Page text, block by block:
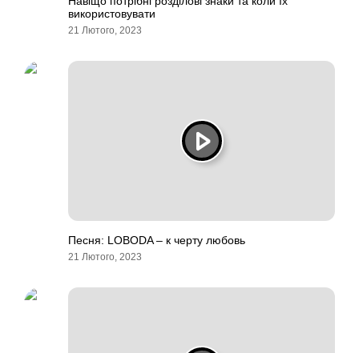
використовувати
21 Лютого, 2023
Песня: LOBODA – к черту любовь
21 Лютого, 2023